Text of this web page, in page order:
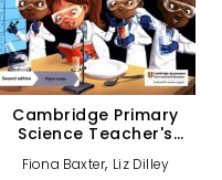
Cambridge Primary
Science Teacher's
Fiona Baxter, Liz Dilley